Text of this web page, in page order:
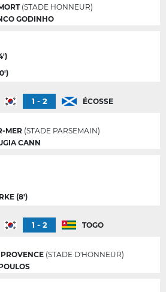
(STADE HONNEUR)
GODINHO
1 - 2
ÉCOSSE
MER (STADE PARSEMAIN)
CANN
(8')
1 - 2
TOGO
(STADE D'HONNEUR)